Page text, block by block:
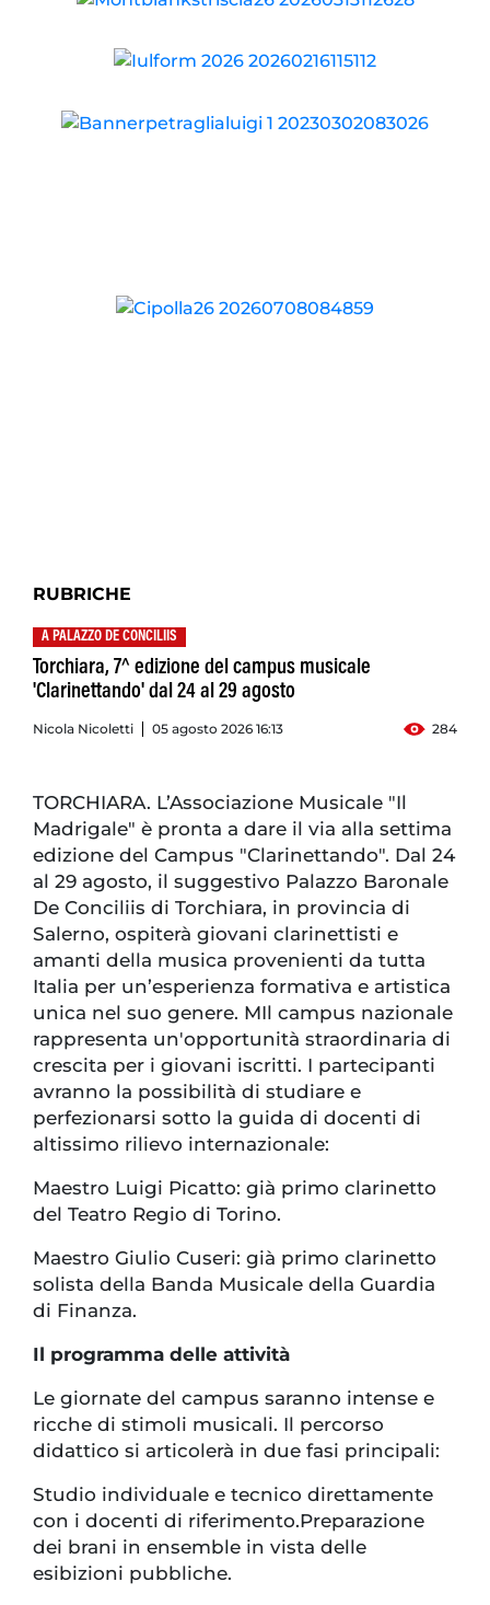
RUBRICHE
A PALAZZO DE CONCILIIS
Torchiara, 7^ edizione del campus musicale
'Clarinettando' dal 24 al 29 agosto
Nicola Nicoletti 05 agosto 2026 16:13 284
TORCHIARA. L’Associazione Musicale "Il
Madrigale" è pronta a dare il via alla settima
edizione del Campus "Clarinettando". Dal 24
al 29 agosto, il suggestivo Palazzo Baronale
De Conciliis di Torchiara, in provincia di
Salerno, ospiterà giovani clarinettisti e
amanti della musica provenienti da tutta
Italia per un’esperienza formativa e artistica
unica nel suo genere. MIl campus nazionale
rappresenta un'opportunità straordinaria di
crescita per i giovani iscritti. I partecipanti
avranno la possibilità di studiare e
perfezionarsi sotto la guida di docenti di
altissimo rilievo internazionale:
Maestro Luigi Picatto: già primo clarinetto
del Teatro Regio di Torino.
Maestro Giulio Cuseri: già primo clarinetto
solista della Banda Musicale della Guardia
di Finanza.
Il programma delle attività
Le giornate del campus saranno intense e
ricche di stimoli musicali. Il percorso
didattico si articolerà in due fasi principali:
Studio individuale e tecnico direttamente
con i docenti di riferimento.Preparazione
dei brani in ensemble in vista delle
esibizioni pubbliche.